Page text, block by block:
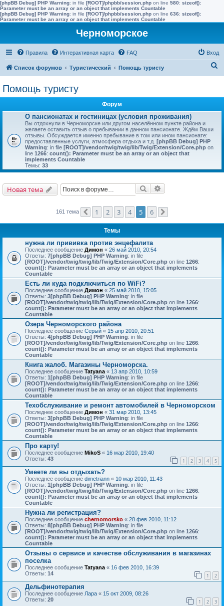
[phpBB Debug] PHP Warning: in file [ROOT]/phpbb/session.php on line 580: sizeof():
Parameter must be an array or an object that implements Countable
[phpBB Debug] PHP Warning: in file [ROOT]/phpbb/session.php on line 636: sizeof():
Parameter must be an array or an object that implements Countable
Черноморское
Правила Интерактивная карта FAQ Вход
Список форумов Туристический Помощь туристу
Помощь туристу
Форум
О пансионатах и гостиницах (условия проживания)
Вы отдохнули в Черноморске или другом населённом пункте района и
желаете оставить отзыв о пребывании в данном пансионате. Ждём Ваши
отзывы. Обсуждается именно пребывание в том или ином пансионате:
предоставленные услуги, атмосфера отдыха и т.д. [phpBB Debug] PHP
Warning: in file [ROOT]/vendor/twig/twig/lib/Twig/Extension/Core.php on
line 1266: count(): Parameter must be an array or an object that
implements Countable
Темы: 33
Новая тема Поиск
161 тема Пред.
1 2 3 4 5 6
Темы
нужна ли прививка против энцефалита
Последнее сообщение Димон « 26 май 2010, 20:54
Ответы: 7[phpBB Debug] PHP Warning: in file
[ROOT]/vendor/twig/twig/lib/Twig/Extension/Core.php on line 1266:
count(): Parameter must be an array or an object that implements
Countable
Есть ли куда подключиться по WiFi?
Последнее сообщение Димон « 25 май 2010, 15:05
Ответы: 3[phpBB Debug] PHP Warning: in file
[ROOT]/vendor/twig/twig/lib/Twig/Extension/Core.php on line 1266:
count(): Parameter must be an array or an object that implements
Countable
Озера Черноморского района
Последнее сообщение Серый « 15 апр 2010, 20:51
Ответы: 4[phpBB Debug] PHP Warning: in file
[ROOT]/vendor/twig/twig/lib/Twig/Extension/Core.php on line 1266:
count(): Parameter must be an array or an object that implements
Countable
Книга жалоб. Магазины Черноморска.
Последнее сообщение Tatyana « 13 апр 2010, 10:59
Ответы: 1[phpBB Debug] PHP Warning: in file
[ROOT]/vendor/twig/twig/lib/Twig/Extension/Core.php on line 1266:
count(): Parameter must be an array or an object that implements
Countable
Техобслуживание и ремонт автомобилей в Черноморском
Последнее сообщение Димон « 31 мар 2010, 13:45
Ответы: 3[phpBB Debug] PHP Warning: in file
[ROOT]/vendor/twig/twig/lib/Twig/Extension/Core.php on line 1266:
count(): Parameter must be an array or an object that implements
Countable
Про карту!
Последнее сообщение MikoS « 16 мар 2010, 19:40
Ответы: 43 1 2 3 4 5
Умеете ли вы отдыхать?
Последнее сообщение dimetriann « 10 мар 2010, 11:43
Ответы: 1[phpBB Debug] PHP Warning: in file
[ROOT]/vendor/twig/twig/lib/Twig/Extension/Core.php on line 1266:
count(): Parameter must be an array or an object that implements
Countable
Нужна ли регистрация?
Последнее сообщение chernomorsko « 28 фев 2010, 11:12
Ответы: 8[phpBB Debug] PHP Warning: in file
[ROOT]/vendor/twig/twig/lib/Twig/Extension/Core.php on line 1266:
count(): Parameter must be an array or an object that implements
Countable
Отзывы о сервисе и качестве обслуживания в магазинах
поселка
Последнее сообщение Tatyana « 16 фев 2010, 16:39
Ответы: 14 1 2
Дельфинотерапия
Последнее сообщение Лара « 15 окт 2009, 08:26
Ответы: 20 1 2 3